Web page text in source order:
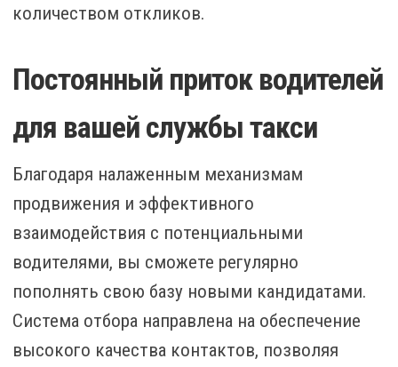
количеством откликов.
Постоянный приток водителей
для вашей службы такси
Благодаря налаженным механизмам
продвижения и эффективного
взаимодействия с потенциальными
водителями, вы сможете регулярно
пополнять свою базу новыми кандидатами.
Система отбора направлена на обеспечение
высокого качества контактов, позволяя